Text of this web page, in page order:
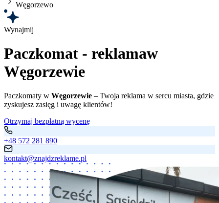
Węgorzewo
Wynajmij
Paczkomat - reklamaw
Węgorzewie
Paczkomaty w Węgorzewie – Twoja reklama w sercu miasta, gdzie
zyskujesz zasięg i uwagę klientów!
Otrzymaj bezpłatną wycenę
+48 572 281 890
kontakt@znajdzreklame.pl